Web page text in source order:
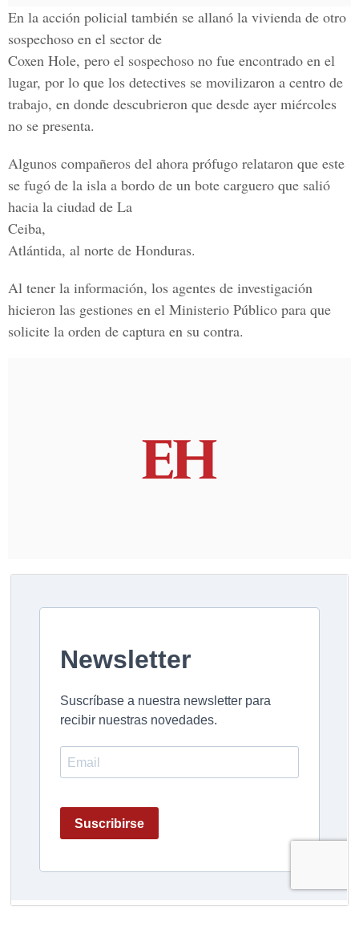
En la acción policial también se allanó la vivienda de otro
sospechoso en el sector de
Coxen Hole, pero el sospechoso no fue encontrado en el
lugar, por lo que los detectives se movilizaron a centro de
trabajo, en donde descubrieron que desde ayer miércoles
no se presenta.
Algunos compañeros del ahora prófugo relataron que este
se fugó de la isla a bordo de un bote carguero que salió
hacia la ciudad de La
Ceiba,
Atlántida, al norte de Honduras.
Al tener la información, los agentes de investigación
hicieron las gestiones en el Ministerio Público para que
solicite la orden de captura en su contra.